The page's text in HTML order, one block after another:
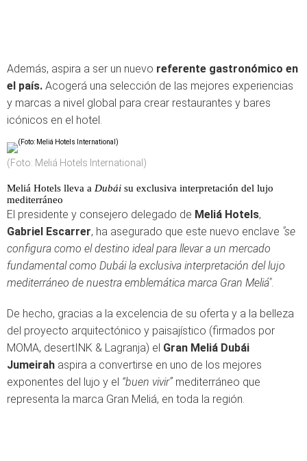
Además, aspira a ser un nuevo referente gastronómico en
el país. Acogerá una selección de las mejores experiencias
y marcas a nivel global para crear restaurantes y bares
icónicos en el hotel.
(Foto: Meliá Hotels International)
Meliá Hotels lleva a Dubái su exclusiva interpretación del lujo
mediterráneo
El presidente y consejero delegado de Meliá Hotels,
Gabriel Escarrer, ha asegurado que este nuevo enclave "se
configura como el destino ideal para llevar a un mercado
fundamental como Dubái la exclusiva interpretación del lujo
mediterráneo de nuestra emblemática marca Gran Meliá".
De hecho, gracias a la excelencia de su oferta y a la belleza
del proyecto arquitectónico y paisajístico (firmados por
MOMA, desertINK & Lagranja) el Gran Meliá Dubái
Jumeirah aspira a convertirse en uno de los mejores
exponentes del lujo y el “buen vivir”mediterráneo que
representa la marca Gran Meliá, en toda la región.